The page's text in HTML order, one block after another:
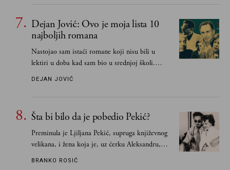
Dejan Jović: Ovo je moja lista 10
najboljih romana
Nastojao sam istaći romane koji nisu bili u
lektiri u doba kad sam bio u srednjoj školi.
Smatrao sam da su "klasici" već dovoljno
DEJAN JOVIĆ
Šta bi bilo da je pobedio Pekić?
Preminula je Ljiljana Pekić, supruga književnog
velikana, i žena koja je, uz ćerku Aleksandru,
vodila računa o zaostavštini pisca. Ovu priču o
BRANKO ROSIĆ